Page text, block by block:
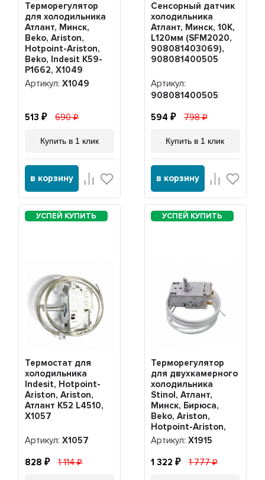
Терморегулятор
для холодильника
Атлант, Минск,
Beko, Ariston,
Hotpoint-Ariston,
Beko, Indesit K59-
P1662, Х1049
Артикул:Х1049
513 690
Купить в 1 клик
в корзину
Сенсорный датчик
холодильника
Атлант, Минск, 10К,
L120мм (SFM2020,
908081403069),
908081400505
Артикул:
908081400505
594 798
Купить в 1 клик
в корзину
Термостат для
холодильника
Indesit, Hotpoint-
Ariston, Ariston,
Атлант K52 L4510,
Х1057
Артикул:Х1057
828 1 114
Терморегулятор
для двухкамерного
холодильника
Stinol, Атлант,
Минск, Бирюса,
Beko, Ariston,
Hotpoint-Ariston,
Beko, Indesit K56-
L1915, Х1915
Артикул: Х1915
1 322 1 777